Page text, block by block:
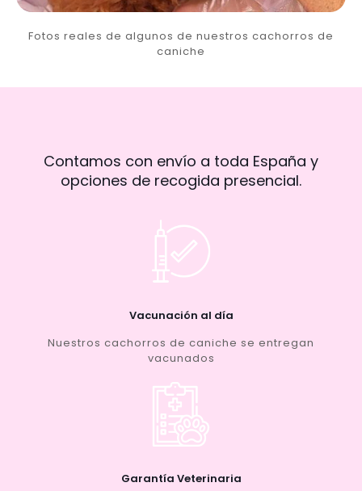
Fotos reales de algunos de nuestros cachorros de
caniche
Contamos con envío a toda España y
opciones de recogida presencial.
Vacunación al día
Nuestros cachorros de caniche se entregan
vacunados
Garantía Veterinaria